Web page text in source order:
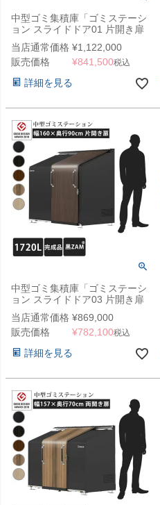
中型ゴミ集積庫「ゴミステーシ
ョン スライドドア01 片開き扉
オールステンレス 1120L」 ※
法人宛配送限定 （SN）
当店通常価格 ¥1,122,000
販売価格
¥841,500税込
詳細を見る
中型ゴミ集積庫「ゴミステーシ
ョン スライドドア03 片開き扉
黒ZAM 1720L」 ※法人宛配送
限定 （SN）
当店通常価格 ¥869,000
販売価格
¥782,100税込
詳細を見る